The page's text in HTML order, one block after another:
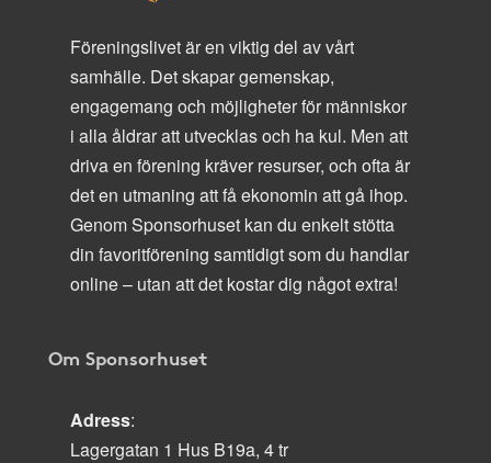
Föreningslivet är en viktig del av vårt
samhälle. Det skapar gemenskap,
engagemang och möjligheter för människor
i alla åldrar att utvecklas och ha kul. Men att
driva en förening kräver resurser, och ofta är
det en utmaning att få ekonomin att gå ihop.
Genom Sponsorhuset kan du enkelt stötta
din favoritförening samtidigt som du handlar
online – utan att det kostar dig något extra!
Om Sponsorhuset
Adress:
Lagergatan 1 Hus B19a, 4 tr